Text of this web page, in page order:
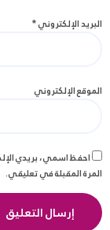
البريد الإلكتروني*
الموقع الإلكتروني
احفظ اسمي، بريدي
المرة المقبلة في تعليقي.